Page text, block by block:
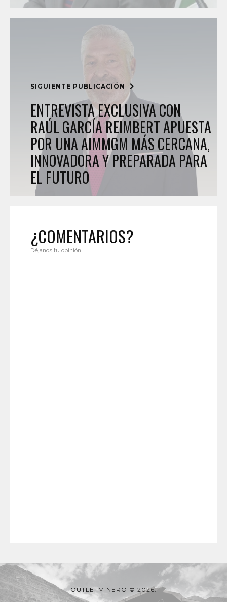
SIGUIENTE PUBLICACIÓN
ENTREVISTA EXCLUSIVA CON
RAÚL GARCÍA REIMBERT APUESTA
POR UNA AIMMGM MÁS CERCANA,
INNOVADORA Y PREPARADA PARA
EL FUTURO
¿COMENTARIOS?
Déjanos tu opinión.
OUTLETMINERO © 2026.